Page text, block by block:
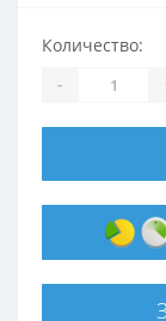
Количество:
-